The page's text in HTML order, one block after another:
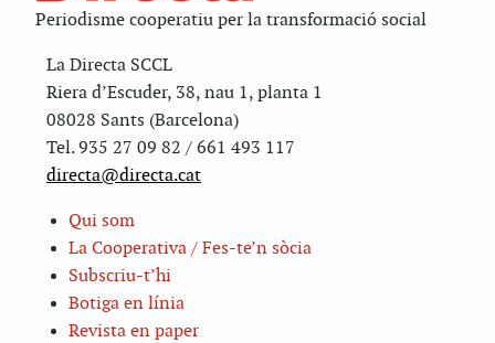
Periodisme cooperatiu per la transformació social
La Directa SCCL
Riera d’Escuder, 38, nau 1, planta 1
08028 Sants (Barcelona)
Tel. 935 27 09 82 / 661 493 117
directa@directa.cat
Qui som
La Cooperativa / Fes-te’n sòcia
Subscriu-t’hi
Botiga en línia
Revista en paper